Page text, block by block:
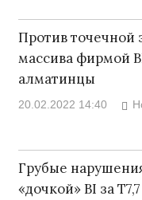
Против точечной
массива фирмой
алматинцы
20.02.2022 14:40
Грубые
«дочкой» BI за